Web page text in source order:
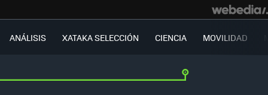
ANÁLISIS XATAKA SELECCIÓN CIENCIA MOVILIDAD